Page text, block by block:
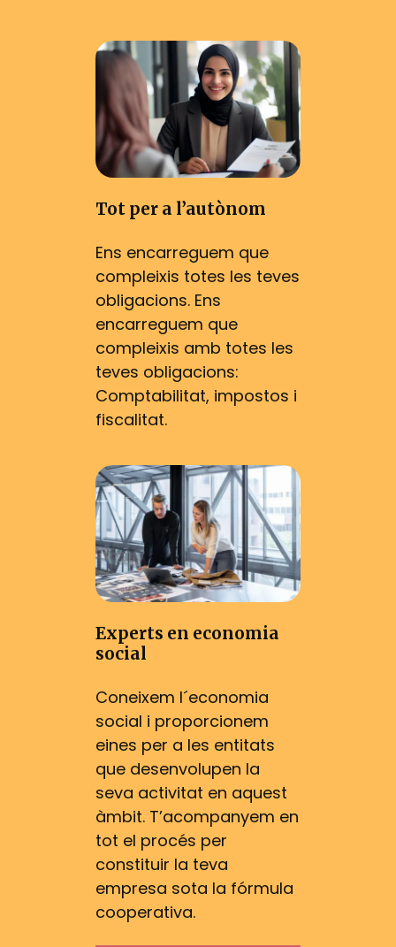
Tot per a l’autònom
Ens encarreguem que
compleixis totes les teves
obligacions. Ens
encarreguem que
compleixis amb totes les
teves obligacions:
Comptabilitat, impostos i
fiscalitat.
Experts en economia
social
Coneixem l´economia
social i proporcionem
eines per a les entitats
que desenvolupen la
seva activitat en aquest
àmbit. T’acompanyem en
tot el procés per
constituir la teva
empresa sota la fórmula
cooperativa.